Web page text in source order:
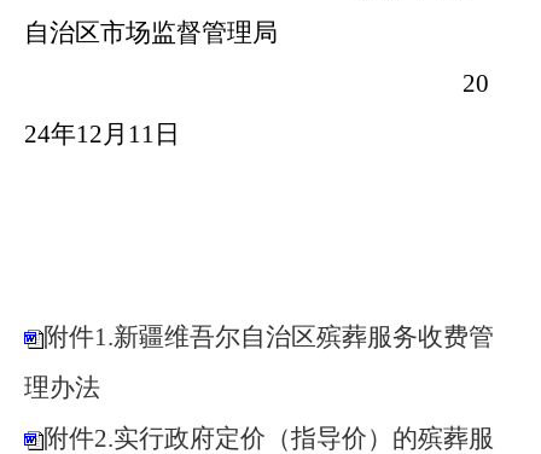
自治区市场监督管理局
20
24年12月 11 日
附件1.新疆维吾尔自治区殡葬服务收费管
理办法
附件2.实行政府定价（指导价）的殡葬服